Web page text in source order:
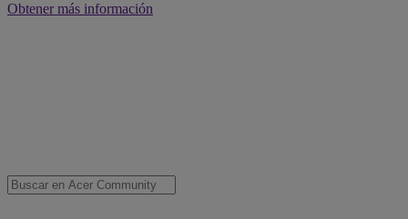
Obtener más información